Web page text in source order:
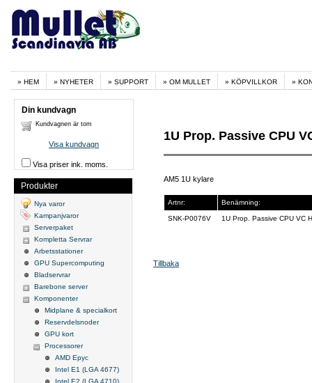
HEM NYHETER SUPPORT OM MULLET KÖPVILLKOR
1U Prop. Passive CPU
AM5 1U kylare
Artnr: Benämning:
SNK-P0076V 1U Prop. Passive CPU VC
Tillbaka
Din kundvagn
Kundvagnen är tom
Visa kundvagn
Visa priser ink. moms.
Produkter
Nya varor
Kampanjvaror
Serverpaket
Kompletta Servrar
Arbetsstationer
GPU Supercomputing
Bladservrar
Barebone server
Komponenter
Midplane & specialkort
Reservdelsnoder
GPU kort
Processorer
AMD Epyc
Intel E1 (LGA 4677)
Intel E2 (LGA 4710)